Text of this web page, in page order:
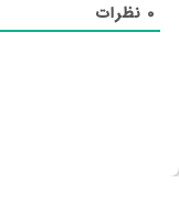
0 نظرات